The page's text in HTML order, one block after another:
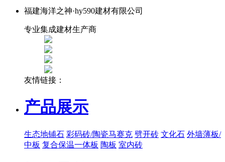
福建海洋之神·hy590建材有限公司
专业集成建材生产商
友情链接：
产品展示
生态地铺石 彩码砖/陶瓷马赛克 劈开砖 文化石 外墙薄板/
中板 复合保温一体板 陶板 室内砖